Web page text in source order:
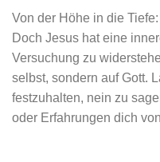
Von der Höhe in die
Doch Jesus hat eine
Versuchung zu
selbst, sondern auf Gott.
festzuhalten, nein zu
oder Erfahrungen dich